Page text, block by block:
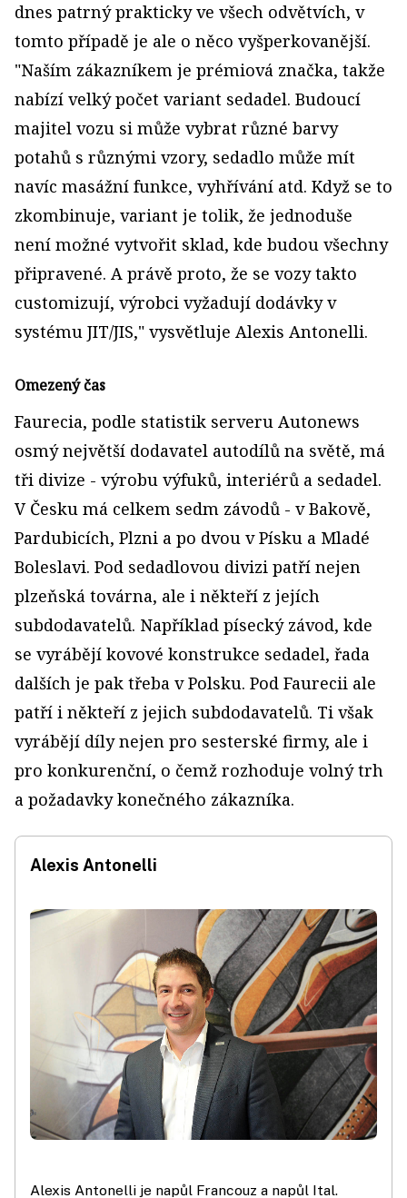
dnes patrný prakticky ve všech odvětvích, v
tomto případě je ale o něco vyšperkovanější.
"Naším zákazníkem je prémiová značka, takže
nabízí velký počet variant sedadel. Budoucí
majitel vozu si může vybrat různé barvy
potahů s různými vzory, sedadlo může mít
navíc masážní funkce, vyhřívání atd. Když se to
zkombinuje, variant je tolik, že jednoduše
není možné vytvořit sklad, kde budou všechny
připravené. A právě proto, že se vozy takto
customizují, výrobci vyžadují dodávky v
systému JIT/JIS," vysvětluje Alexis Antonelli.
Omezený čas
Faurecia, podle statistik serveru Autonews
osmý největší dodavatel autodílů na světě, má
tři divize - výrobu výfuků, interiérů a sedadel.
V Česku má celkem sedm závodů - v Bakově,
Pardubicích, Plzni a po dvou v Písku a Mladé
Boleslavi. Pod sedadlovou divizi patří nejen
plzeňská továrna, ale i někteří z jejích
subdodavatelů. Například písecký závod, kde
se vyrábějí kovové konstrukce sedadel, řada
dalších je pak třeba v Polsku. Pod Faurecii ale
patří i někteří z jejich subdodavatelů. Ti však
vyrábějí díly nejen pro sesterské firmy, ale i
pro konkurenční, o čemž rozhoduje volný trh
a požadavky konečného zákazníka.
Alexis Antonelli
Alexis Antonelli je napůl Francouz a napůl Ital.